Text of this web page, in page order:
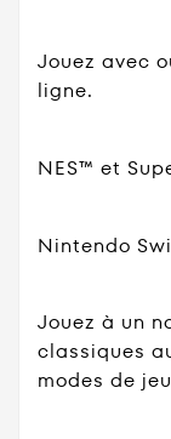
Jouez avec
ligne.
NES™ et
Nintendo
Jouez à un
classiques
modes de